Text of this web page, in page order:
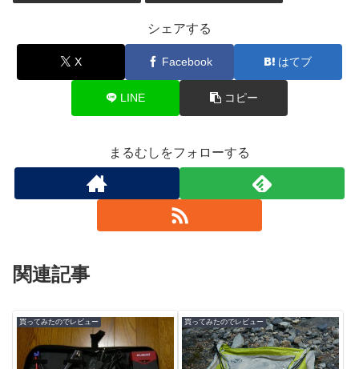
シェアする
X Facebook はてブ
LINE コピー
まるむしをフォローする
関連記事
買ってみたのでレビュー 買ってみたのでレビュー